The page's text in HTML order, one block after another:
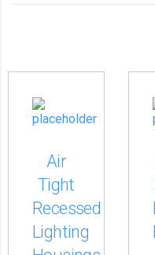
Air
Tight
Recessed
Lighting